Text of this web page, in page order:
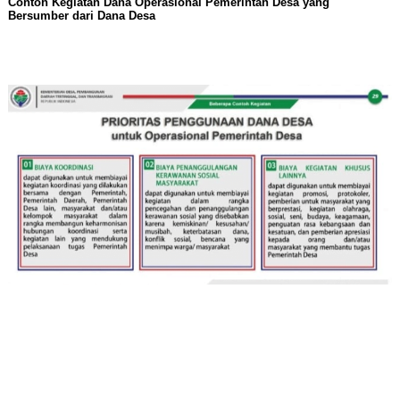
Bersumber dari Dana Desa